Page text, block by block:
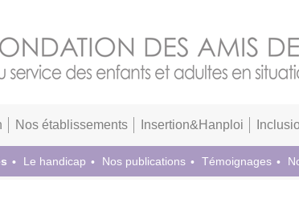
Nos établissements Insertion&Hanploi
Le handicap Nos publications Témoignages